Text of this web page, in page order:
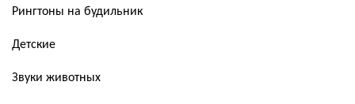
Рингтоны на будильник
Детские
Звуки животных